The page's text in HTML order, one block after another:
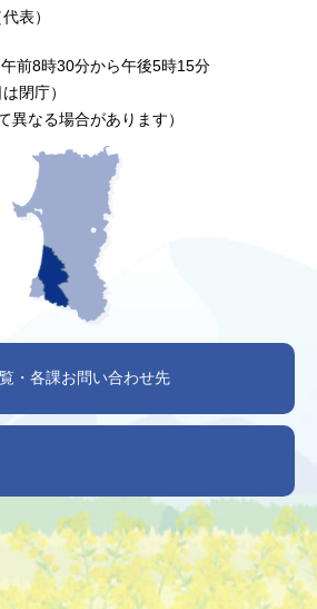
表）
前8時30分から午後5時15分
閉庁）
異なる場合があります）
・各課お問い合わせ先